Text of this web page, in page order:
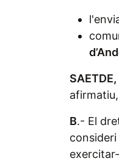
SAETDE,
B.- El